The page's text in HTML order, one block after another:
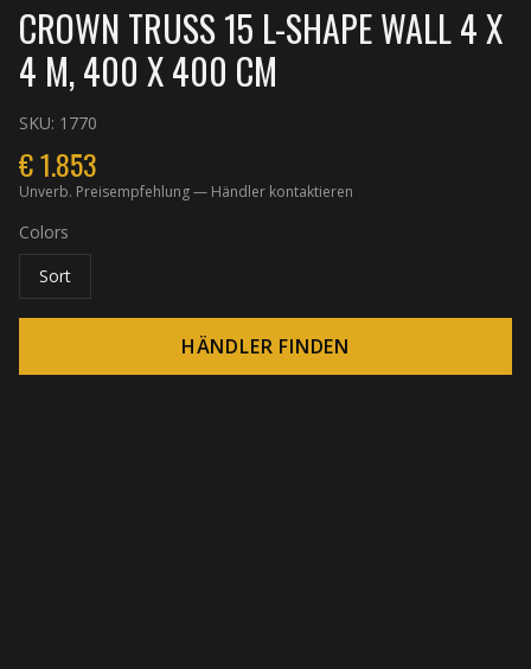
CROWN TRUSS 15 L-SHAPE WALL 4 X
4 M, 400 X 400 CM
SKU: 1770
€1.853
Unverb. Preisempfehlung — Händler kontaktieren
Colors
Sort
HÄNDLER FINDEN